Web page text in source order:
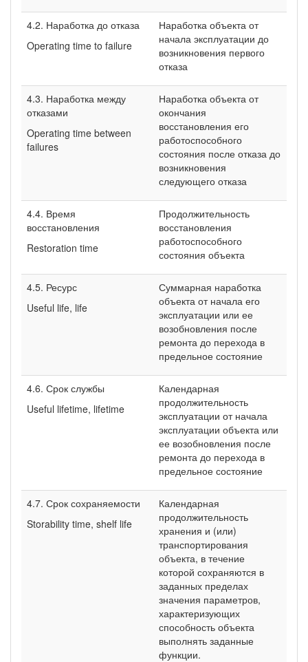
4.2. Наработка до отказа
Operating time to failure
Наработка объекта от
начала эксплуатации до
возникновения первого
отказа
4.3. Наработка между
отказами
Operating time between
failures
Наработка объекта от
окончания
восстановления его
работоспособного
состояния после отказа до
возникновения
следующего отказа
4.4. Время
восстановления
Restoration time
Продолжительность
восстановления
работоспособного
состояния объекта
4.5. Ресурс
Useful life, life
Суммарная наработка
объекта от начала его
эксплуатации или ее
возобновления после
ремонта до перехода в
предельное состояние
4.6. Срок службы
Useful lifetime, lifetime
Календарная
продолжительность
эксплуатации от начала
эксплуатации объекта или
ее возобновления после
ремонта до перехода в
предельное состояние
4.7. Срок сохраняемости
Storability time, shelf life
Календарная
продолжительность
хранения и (или)
транспортирования
объекта, в течение
которой сохраняются в
заданных пределах
значения параметров,
характеризующих
способность объекта
выполнять заданные
функции.